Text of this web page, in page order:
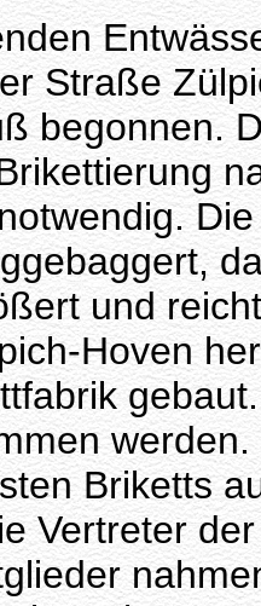
Straße
begonnen.
und
Hoven
Briketts
Vertreter